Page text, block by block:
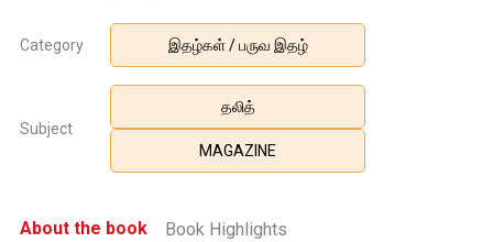
Category இதழ்கள் / பருவ இதழ்
Subject
தலித்
MAGAZINE
About the book Book Highlights